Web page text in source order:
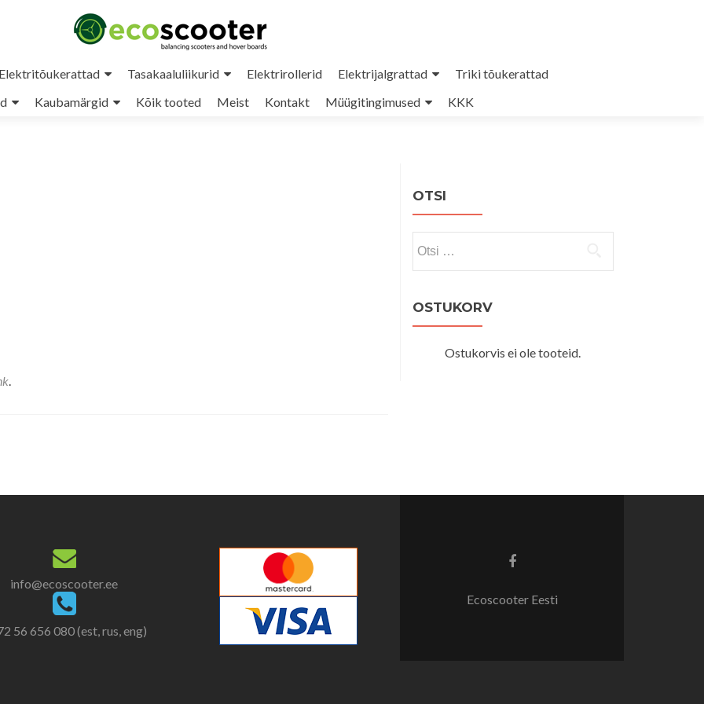
Elektritõukerattad Tasakaaluliikurid Elektrirollerid Elektrijalgrattad
Triki tõukerattad
Kaubamärgid Kõik tooted Meist Kontakt Müügitingimused KKK
.
OTSI
OSTUKORV
Ostukorvis ei ole tooteid.
info@ecoscooter.ee
56 656 080 (est, rus, eng)
Facebook
Ecoscooter Eesti